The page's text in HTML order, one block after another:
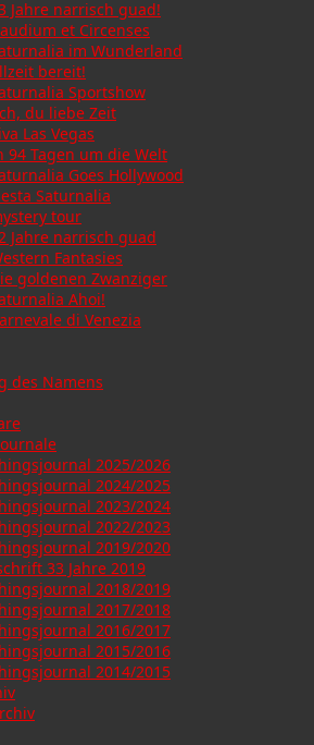
Jahre narrisch guad!
et Circenses
im Wunderland
bereit!
Sportshow
du liebe Zeit
Las Vegas
94 Tagen um die Welt
Goes Hollywood
Saturnalia
tour
Jahre narrisch guad
Fantasies
goldenen Zwanziger
Ahoi!
di Venezia
des Namens
2025/2026
2024/2025
2023/2024
2022/2023
2019/2020
33 Jahre 2019
2018/2019
2017/2018
2016/2017
2015/2016
2014/2015